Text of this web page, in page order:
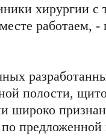
хирургии с
работаем, -
полости,
широко
предложенной